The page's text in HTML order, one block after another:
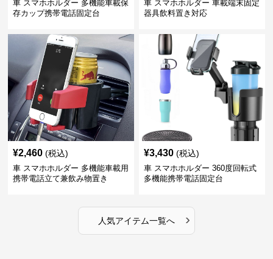
車 スマホホルダー 多機能車載保
存カップ携帯電話固定台
車 スマホホルダー 車載端末固定
器具飲料置き対応
¥2,460 (税込)
車 スマホホルダー 多機能車載用
携帯電話立て兼飲み物置き
¥3,430 (税込)
車 スマホホルダー 360度回転式
多機能携帯電話固定台
人気アイテム一覧へ ›